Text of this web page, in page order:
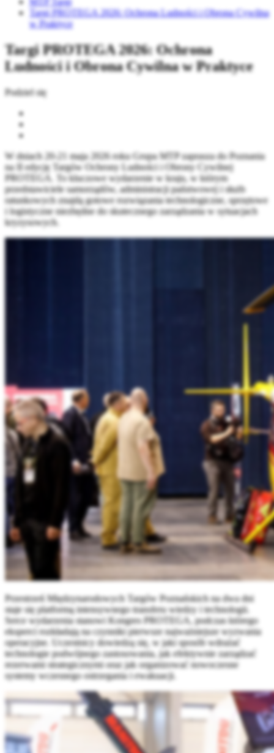
Targi PROTEGA 2026: Ochrona Ludności i Obrona Cywilna
w Praktyce
Targi PROTEGA 2026: Ochrona
Ludności i Obrona Cywilna w Praktyce
Podziel się
W dniach 20-21 maja 2026 roku Grupa MTP zaprasza do Poznania
na II edycję Targów Ochrony Ludności i Obrony Cywilnej
PROTEGA. To kluczowe wydarzenie w kraju, w którym
przedstawiciele samorządów, administracji państwowej i służb
ratunkowych znajdą gotowe rozwiązania technologiczne, sprzętowe
i logistyczne niezbędne do skutecznego zarządzania w sytuacjach
kryzysowych.
Przestrzeń Międzynarodowych Targów Poznańskich na dwa dni
staje się platformą intensywnego transferu wiedzy i technologii.
Serce wydarzenia stanowi Kongres PROTEGA, podczas którego
eksperci rozkładają na czynniki pierwsze najważniejsze wyzwania
operacyjne. Uczestnicy dowiedzą się, w jaki sposób wdrażać
technologie podwójnego zastosowania, jak efektywnie zarządzać
rezerwami strategicznymi oraz jak organizować nowoczesne
systemy wczesnego ostrzegania i ewakuacji.